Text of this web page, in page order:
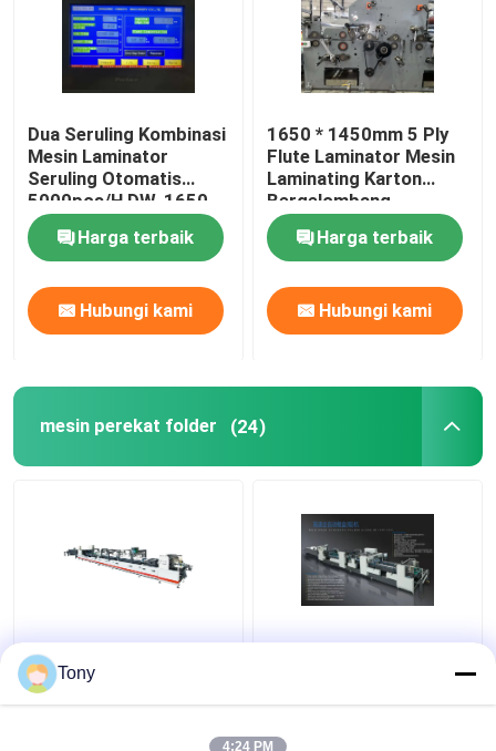
Dua Seruling Kombinasi
Mesin Laminator
Seruling Otomatis
5000pcs/H DW-1650
Harga terbaik
Hubungi kami
1650 * 1450mm 5 Ply
Flute Laminator Mesin
Laminating Karton
Bergelombang
Harga terbaik
Hubungi kami
mesin perekat folder (24)
Mesin Pengeleman
Kotak Karton Lipat
Otomatis Karton 350g-
Tony
4:24 PM